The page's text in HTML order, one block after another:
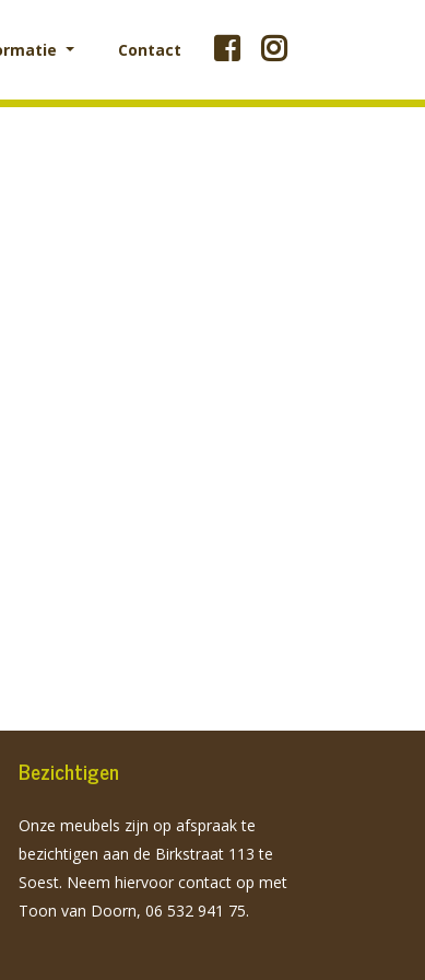
Contact
Bezichtigen
Onze meubels zijn op afspraak te
bezichtigen aan de Birkstraat 113 te
Soest. Neem hiervoor contact op met
Toon van Doorn, 06 532 941 75.